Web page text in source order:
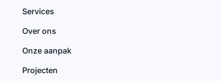
Services
Over ons
Onze aanpak
Projecten